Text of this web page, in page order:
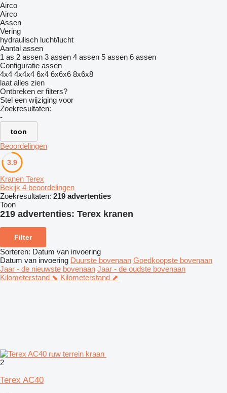
Airco
Airco
Assen
Vering
hydraulisch lucht/lucht
Aantal assen
1 as 2 assen 3 assen 4 assen 5 assen 6 assen
Configuratie assen
4x4 4x4x4 6x4 6x6x6 8x6x8
laat alles zien
Ontbreken er filters?
Stel een wijziging voor
Zoekresultaten:
-
toon
Beoordelingen
3.9
Kranen Terex
Bekijk 4 beoordelingen
Zoekresultaten: 219 advertenties
Toon
219 advertenties: Terex kranen
Filter
Sorteren: Datum van invoering
Datum van invoering Duurste bovenaan Goedkoopste bovenaan
Jaar - de nieuwste bovenaan Jaar - de oudste bovenaan
Kilometerstand ⬊ Kilometerstand ⬈
2
Terex AC40